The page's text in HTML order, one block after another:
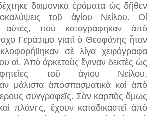
δαιμονικὰ ὁράματα ὡς δῆθεν
τοῦ ἁγίου Νείλου. Οἱ
αὐτές, ποὺ καταγράφηκαν ἀπὸ
Γεράσιμο γιατὶ ὁ Θεοφάνης ἦταν
σὲ λίγα χειρόγραφα
αἰ. Ἀπὸ ἀρκετοὺς ἔγιναν δεκτὲς ὡς
τοῦ ἁγίου Νείλου,
μάλιστα ἀποσπασματικὰ καὶ ἀπὸ
συγγραφεῖς. Σὰν καρπὸς ὅμως
πλάνης, ἔχουν καταδικαστεῖ ἀπὸ